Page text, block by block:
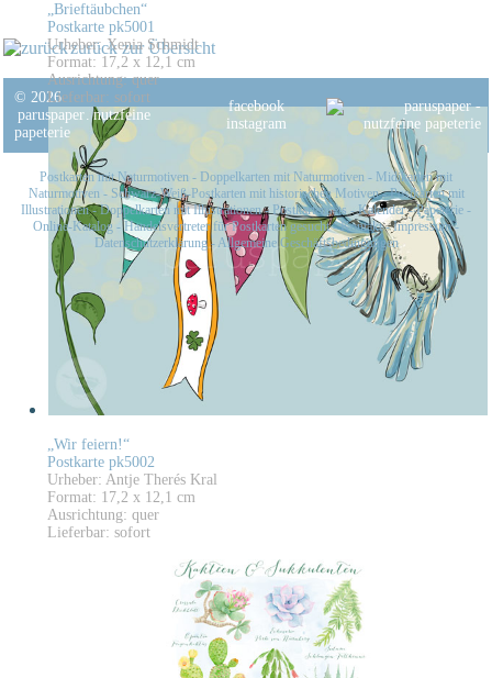
„Brieftäubchen“
Postkarte pk5001
Urheber: Xenia Schmidt
Format: 17,2 x 12,1 cm
Ausrichtung: quer
Lieferbar: sofort
„Wir feiern!“
Postkarte pk5002
Urheber: Antje Therés Kral
Format: 17,2 x 12,1 cm
Ausrichtung: quer
Lieferbar: sofort
zurück zur Übersicht
© 2026
paruspaper. nutzfeine
papeterie
facebook
instagram
Postkarten mit Naturmotiven - Doppelkarten mit Naturmotiven - Midikarten mit
Naturmotiven - Schwarz-Weiß-Postkarten mit historischen Motiven-Postkarten mit
Illustrationen-Doppelkarten mit Illustrationen-Postkartensets-Kalender-Papeterie -
Online-Katalog -Handelsvertreter für Postkarten gesucht-Kontakt-Impressum-
Datenschutzerklärung- Allgemeine Geschäftsbedingungen